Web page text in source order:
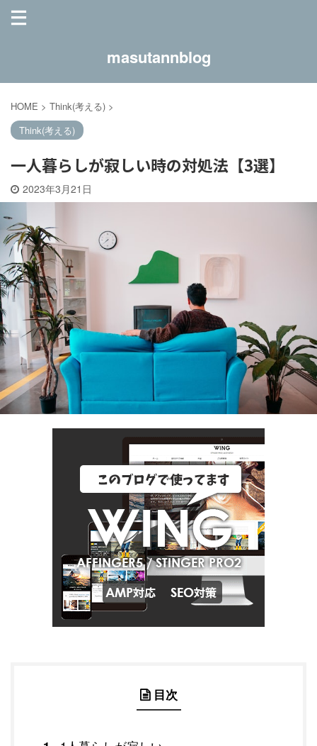
masutannblog
HOME > Think(考える) >
Think(考える)
一人暮らしが寂しい時の対処法【3選】
2023年3月21日
目次